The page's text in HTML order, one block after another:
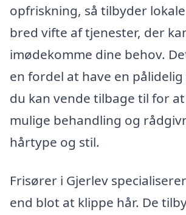
opfriskning, så tilbyder
bred vifte af tjenester, der
imødekomme dine behov.
en fordel at have en
du kan vende tilbage til for
mulige behandling og
hårtype og stil.
Frisører i Gjerlev
end blot at klippe hår. De